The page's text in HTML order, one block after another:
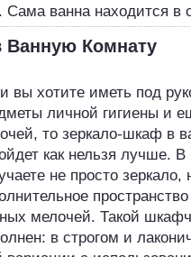
Сама ванна находится
Ванную Комнату
вы хотите иметь под
личной гигиены и
то зеркало-шкаф в
как нельзя лучше. В
не просто
мелочей. Такой
в строгом и